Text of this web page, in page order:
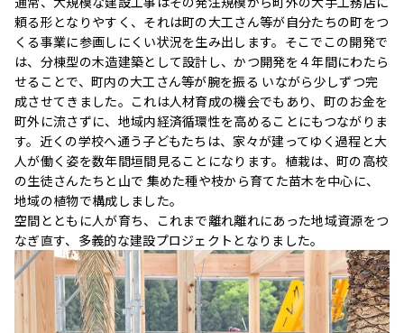
頼る形となりやすく、それは町の大工さん等が自分たちの町をつ
くる事業に参画しにくい状況を生み出します。そこでこの開発で
は、分棟型の木造建築として設計し、かつ開発を４年間にわたら
せることで、町内の大工さん等が腕を振る いながら少しずつ完
成させてきました。これは人材育成の機会でもあり、町のお金を
町外に流さずに、地域内経済循環性を高めることにもつながりま
す。近くの学校へ通う子どもたちは、家々が建ってゆく過程と大
人が働く姿を数年間垣間見ることになります。植栽は、町の高校
の生徒さんたちと山で 集めた種や枝から育てた苗木を中心に、
地域の植物で構成しました。
空間とともに人が育ち、これまで離れ離れにあった地域資源をつ
なぎ直す、多義的な建設プロジェクトとなりました。